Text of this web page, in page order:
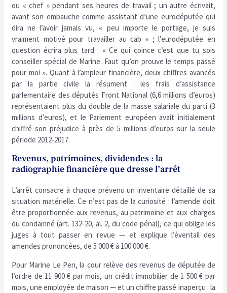
ou « chef » pendant ses heures de travail ; un autre écrivait,
avant son embauche comme assistant d’une eurodéputée qui
dira ne l’avoir jamais vu, « peu importe le portage, je suis
vraiment motivé pour travailler au cab » ; l’eurodéputée en
question écrira plus tard : « Ce qui coince c’est que tu sois
conseiller spécial de Marine. Faut qu’on prouve le temps passé
pour moi ». Quant à l’ampleur financière, deux chiffres avancés
par la partie civile la résument : les frais d’assistance
parlementaire des députés Front National (6,6 millions d’euros)
représentaient plus du double de la masse salariale du parti (3
millions d’euros), et le Parlement européen avait initialement
chiffré son préjudice à près de 5 millions d’euros sur la seule
période 2012-2017.
Revenus, patrimoines, dividendes : la
radiographie financière que dresse l’arrêt
L’arrêt consacre à chaque prévenu un inventaire détaillé de sa
situation matérielle. Ce n’est pas de la curiosité : l’amende doit
être proportionnée aux revenus, au patrimoine et aux charges
du condamné (art. 132-20, al. 2, du code pénal), ce qui oblige les
juges à tout passer en revue — et explique l’éventail des
amendes prononcées, de 5 000 € à 100 000 €.
Pour Marine Le Pen, la cour relève des revenus de députée de
l’ordre de 11 900 € par mois, un crédit immobilier de 1 500 € par
mois, une employée de maison — et un chiffre passé inaperçu : la